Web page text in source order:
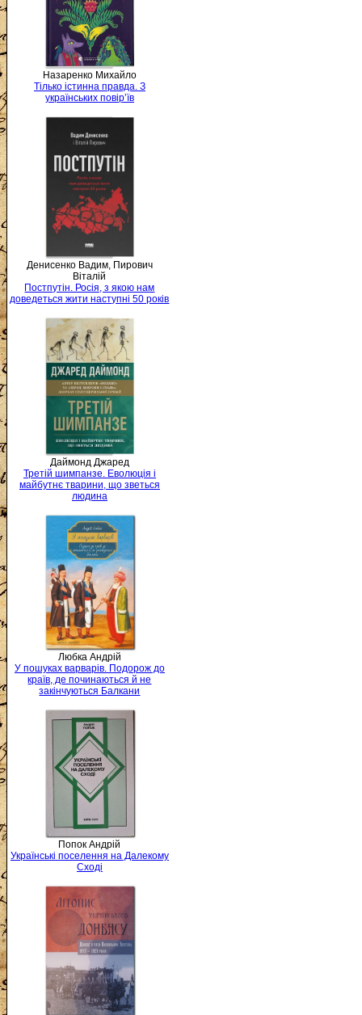
Назаренко Михайло
Тілько істинна правда. З
українських повір’їв
Денисенко Вадим, Пирович
Віталій
Постпутін. Росія, з якою нам
доведеться жити наступні 50 років
Даймонд Джаред
Третій шимпанзе. Еволюція і
майбутнє тварини, що зветься
людина
Любка Андрій
У пошуках варварів. Подорож до
країв, де починаються й не
закінчуються Балкани
Попок Андрій
Українські поселення на Далекому
Сході